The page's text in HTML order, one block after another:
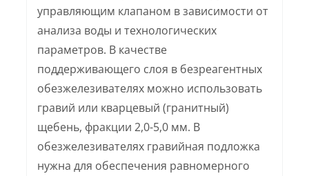
управляющим клапаном в зависимости от
анализа воды и технологических
параметров. В качестве
поддерживающего слоя в безреагентных
обезжелезивателях можно использовать
гравий или кварцевый (гранитный)
щебень, фракции 2,0-5,0 мм. В
обезжелезивателях гравийная подложка
нужна для обеспечения равномерного